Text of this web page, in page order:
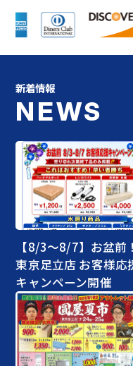
新着情報
NEWS
【8/3～8/7】お盆前！
東京足立店 お客様応
キャンペーン開催